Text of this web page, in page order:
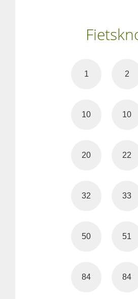
1 2
10 10
20 22
32 33
50 51
84 84